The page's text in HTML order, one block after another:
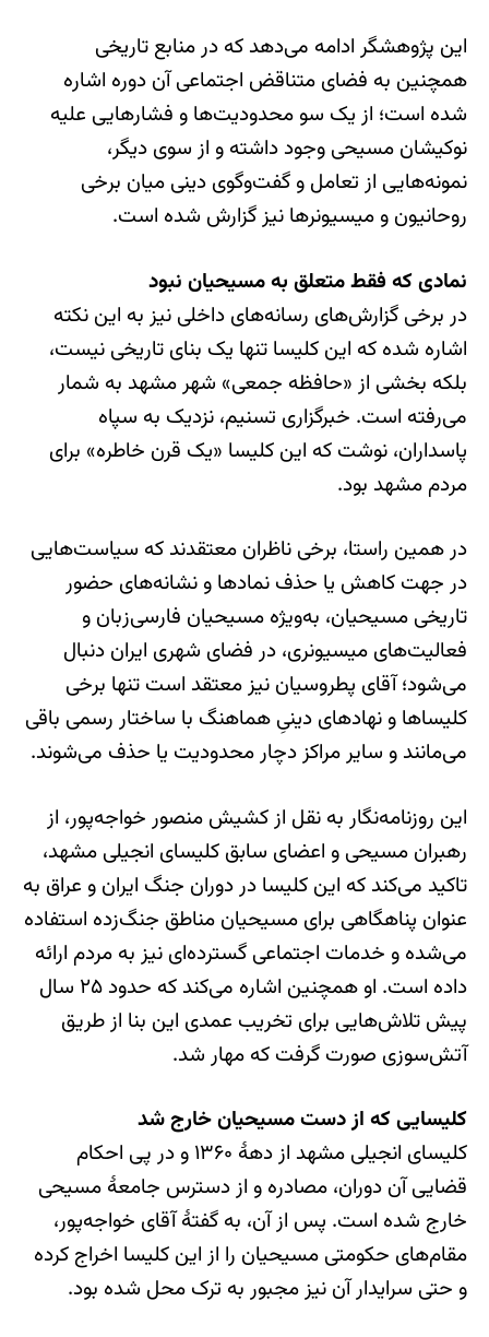
این پژوهشگر ادامه می‌دهد که در منابع تاریخی
همچنین به فضای متناقض اجتماعی آن دوره اشاره
شده است؛ از یک سو محدودیت‌ها و فشارهایی علیه
نوکیشان مسیحی وجود داشته و از سوی دیگر،
نمونه‌هایی از تعامل و گفت‌وگوی دینی میان برخی
روحانیون و میسیونرها نیز گزارش شده است.
نمادی که فقط متعلق به مسیحیان نبود
در برخی گزارش‌های رسانه‌های داخلی نیز به این نکته
اشاره شده که این کلیسا تنها یک بنای تاریخی نیست،
بلکه بخشی از «حافظه جمعی» شهر مشهد به شمار
می‌رفته است. خبرگزاری تسنیم، نزدیک به سپاه
پاسداران، نوشت که این کلیسا «یک قرن خاطره» برای
مردم مشهد بود.
در همین راستا، برخی ناظران معتقدند که سیاست‌هایی
در جهت کاهش یا حذف نمادها و نشانه‌های حضور
تاریخی مسیحیان، به‌ویژه مسیحیان فارسی‌زبان و
فعالیت‌های میسیونری، در فضای شهری ایران دنبال
می‌شود؛ آقای پطروسیان نیز معتقد است تنها برخی
کلیساها و نهادهای دینیِ هماهنگ با ساختار رسمی باقی
می‌مانند و سایر مراکز دچار محدودیت یا حذف می‌شوند.
این روزنامه‌نگار به نقل از کشیش منصور خواجه‌پور، از
رهبران مسیحی و اعضای سابق کلیسای انجیلی مشهد،
تاکید می‌کند که این کلیسا در دوران جنگ ایران و عراق به
عنوان پناهگاهی برای مسیحیان مناطق جنگ‌زده استفاده
می‌شده و خدمات اجتماعی گسترده‌ای نیز به مردم ارائه
داده است. او همچنین اشاره می‌کند که حدود ۲۵ سال
پیش تلاش‌هایی برای تخریب عمدی این بنا از طریق
آتش‌سوزی صورت گرفت که مهار شد.
کلیسایی که از دست مسیحیان خارج شد
کلیسای انجیلی مشهد از دههٔ ۱۳۶۰ و در پی احکام
قضایی آن دوران، مصادره و از دسترس جامعهٔ مسیحی
خارج شده است. پس از آن، به گفتهٔ آقای خواجه‌پور،
مقام‌های حکومتی مسیحیان را از این کلیسا اخراج کرده
و حتی سرایدار آن نیز مجبور به ترک محل شده بود.